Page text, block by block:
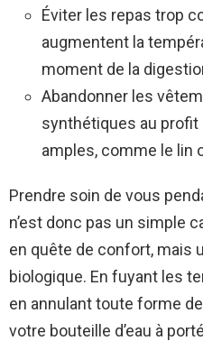
Éviter les repas trop
augmentent la
moment de la
Abandonner les
synthétiques au
amples, comme le lin
Prendre soin de vous
n’est donc pas un simple
en quête de confort, mais
biologique. En fuyant les
en annulant toute forme
votre bouteille d’eau à